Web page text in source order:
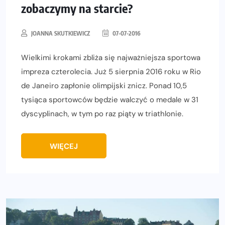
zobaczymy na starcie?
JOANNA SKUTKIEWICZ 07-07-2016
Wielkimi krokami zbliża się najważniejsza sportowa
impreza czterolecia. Już 5 sierpnia 2016 roku w Rio
de Janeiro zapłonie olimpijski znicz. Ponad 10,5
tysiąca sportowców będzie walczyć o medale w 31
dyscyplinach, w tym po raz piąty w triathlonie.
WIĘCEJ